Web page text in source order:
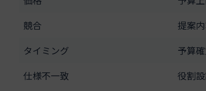
競合
提案
タイミング
予算
仕様不一致
役割